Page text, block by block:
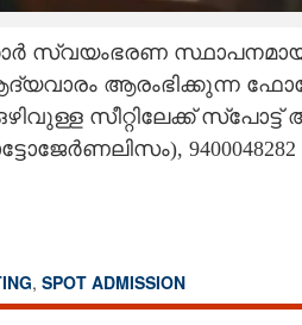
സ്വയംഭരണ സ്ഥാപനമായ
ആരംഭിക്കുന്ന
സീറ്റിലേക്ക്
, SPOT ADMISSION